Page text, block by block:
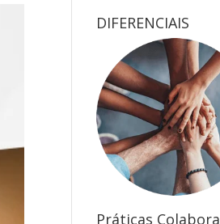
DIFERENCIAIS
Práticas